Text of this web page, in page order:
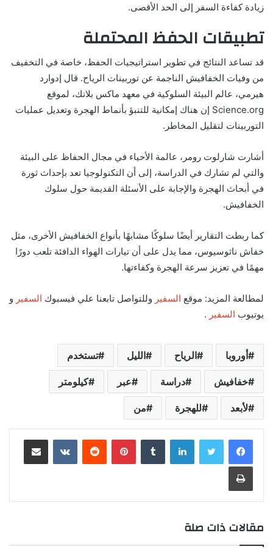
زيادة كفاءة السفر إلى الحد الأقصى.
تطبيقات الحفظ المحتملة
قد تساعد النتائج في تطوير استراتيجيات الحفظ، خاصة في التخفيف
من وفيات الخفافيش الناجمة عن توربينات الرياح. قال إدوارد
هيرمي، عالم البيئة السلوكية في معهد ماكس بلانك، لموقع
Science.org إن هناك إمكانية للتنبؤ بأنماط الهجرة وتعديل عمليات
التوربينات لتقليل المخاطر.
أشارت شارلوت رومر، عالمة الأحياء في مجال الحفاظ على البيئة
والتي لم تشارك في الدراسة، إلى أن التكنولوجيا تعد بإحداث ثورة
في أبحاث الهجرة والإجابة على الأسئلة القديمة حول سلوك
الخفافيش.
كما ربطت التقارير أيضًا سلوكًا مشابهًا بأنواع الخفافيش الأخرى، مثل
خفاش ناثوسيوس، مما يدل على أن تيارات الهواء الدافئة تلعب دورًا
مهمًا في تعزيز سرعة الهجرة وكفاءتها.
لمطالعة المزيد: موقع السفير وللتواصل تابعنا علي فيسبوك السفير و
يوتيوب السفير .
أوروبا الرياح الليل تستخدم
خفافيش دراسة عبر كيلومتر
لأبعد للهجرة من
لينكدإن بينتيريست
مقالات ذات صلة